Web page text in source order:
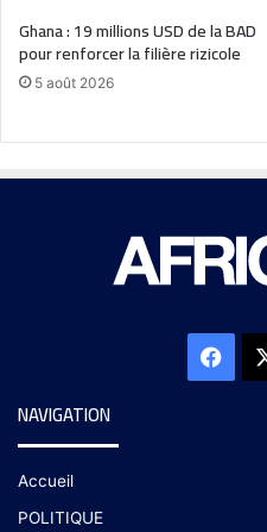
Ghana : 19 millions USD de la BAD
pour renforcer la filière rizicole
5 août 2026
NAVIGATION
Accueil
POLITIQUE